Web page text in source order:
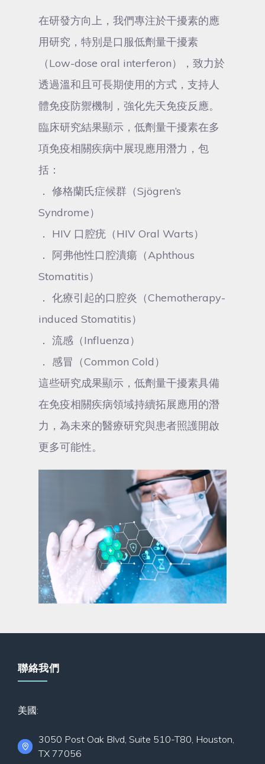
在研發方向上，我們專注於干擾素的應
用研究，特別是口服低劑量干擾素
（Low-dose oral interferon），致力於
透過溫和且可長期使用的方式，支持人
體免疫防禦機制，強化先天免疫反應。
臨床研究結果顯示，低劑量干擾素在多
項免疫相關疾病中展現應用潛力，包
括：
． 修格蘭氏症候群（Sjögren’s
Syndrome）
． HIV 口腔疣（HIV Oral Warts）
． 阿弗他性口腔潰瘍（Aphthous
Stomatitis）
． 化療引起的口腔炎（Chemotherapy-
induced Stomatitis）
． 流感（Influenza）
． 感冒（Common Cold）
這些研究成果顯示，低劑量干擾素具備
在免疫相關疾病領域持續拓展應用的潛
力，為未來的醫療研究與患者照護開啟
更多可能性。
聯絡我們
美國:
3050 Post Oak Blvd, Suite 510-T80, Houston,
TX 77056